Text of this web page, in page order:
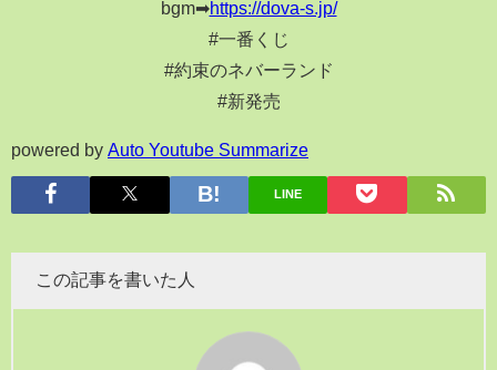
bgm➡https://dova-s.jp/
#一番くじ
#約束のネバーランド
#新発売
powered by Auto Youtube Summarize
LINE
この記事を書いた人